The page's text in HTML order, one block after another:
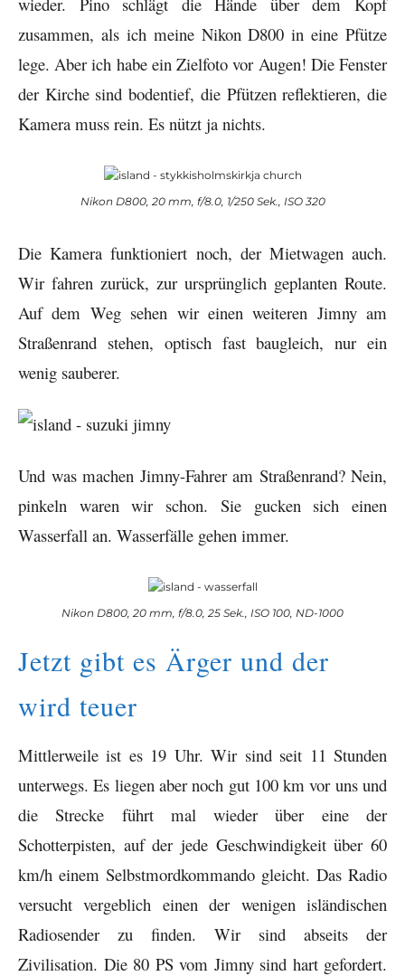
zusammen, als ich meine Nikon D800 in eine Pfütze
lege. Aber ich habe ein Zielfoto vor Augen! Die Fenster
der Kirche sind bodentief, die Pfützen reflektieren, die
Kamera muss rein. Es nützt ja nichts.
Nikon D800, 20 mm, f/8.0, 1/250 Sek., ISO 320
Die Kamera funktioniert noch, der Mietwagen auch.
Wir fahren zurück, zur ursprünglich geplanten Route.
Auf dem Weg sehen wir einen weiteren Jimny am
Straßenrand stehen, optisch fast baugleich, nur ein
wenig sauberer.
Und was machen Jimny-Fahrer am Straßenrand? Nein,
pinkeln waren wir schon. Sie gucken sich einen
Wasserfall an. Wasserfälle gehen immer.
Nikon D800, 20 mm, f/8.0, 25 Sek., ISO 100, ND-1000
Jetzt gibt es Ärger und der
wird teuer
Mittlerweile ist es 19 Uhr. Wir sind seit 11 Stunden
unterwegs. Es liegen aber noch gut 100 km vor uns und
die Strecke führt mal wieder über eine der
Schotterpisten, auf der jede Geschwindigkeit über 60
km/h einem Selbstmordkommando gleicht. Das Radio
versucht vergeblich einen der wenigen isländischen
Radiosender zu finden. Wir sind abseits der
Zivilisation. Die 80 PS vom Jimny sind hart gefordert.